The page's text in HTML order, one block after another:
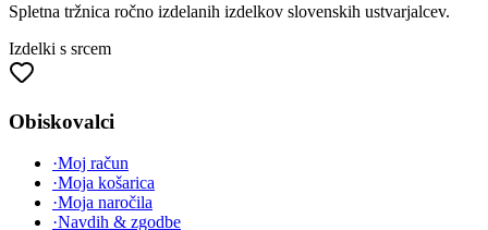
Spletna tržnica ročno izdelanih izdelkov slovenskih ustvarjalcev.
Izdelki s srcem
Obiskovalci
·Moj račun
·Moja košarica
·Moja naročila
·Navdih & zgodbe